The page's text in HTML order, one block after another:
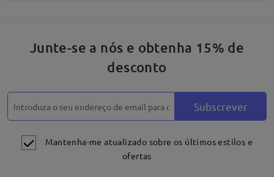
Junte-se a nós e obtenha 15% de
desconto
Subscrever
Mantenha-me atualizado sobre os últimos estilos e
ofertas